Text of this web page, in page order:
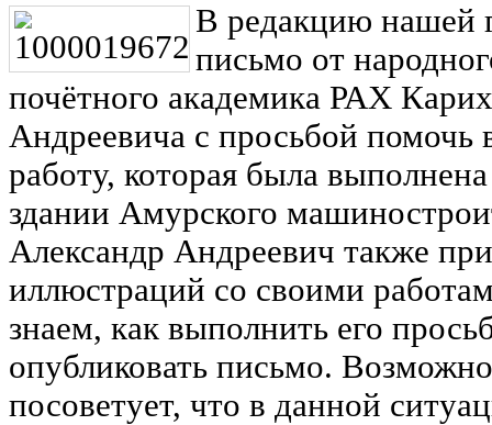
В редакцию нашей
письмо от
почётного академика РАХ
Андреевича с просьбой помочь
работу, которая была
здании Амурского
Александр Андреевич также
иллюстраций со своими
знаем, как выполнить его
опубликовать письмо.
посоветует, что в данной